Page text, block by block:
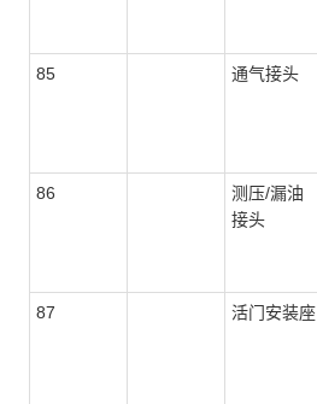
85 通气接头
86
测压/漏油
接头
87 活门安装座